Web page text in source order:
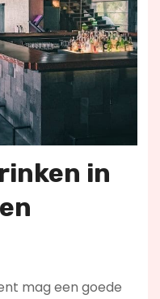
in
mag een goede